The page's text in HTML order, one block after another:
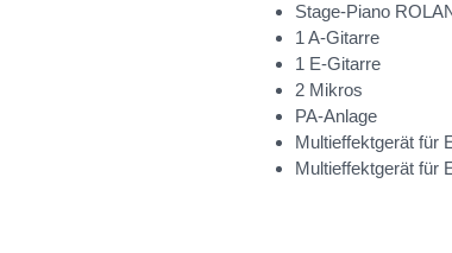
Stage-Piano
1 A-Gitarre
1 E-Gitarre
2 Mikros
PA-Anlage
Multieffektgerät für
Multieffektgerät für